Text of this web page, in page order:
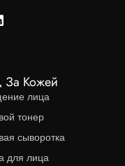
За Кожей
лица
тонер
сыворотка
для лица